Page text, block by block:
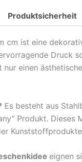
Produktsicherheit
ist eine
Druck
einen
Es besteht aus
Produkt.
eignen